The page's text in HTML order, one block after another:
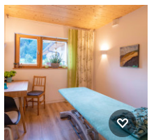
Exempel på ett litet shabby
chic-inspirerat hemmastudio,
med beige väggar, ett
fristående skrivbord och
beiget golv